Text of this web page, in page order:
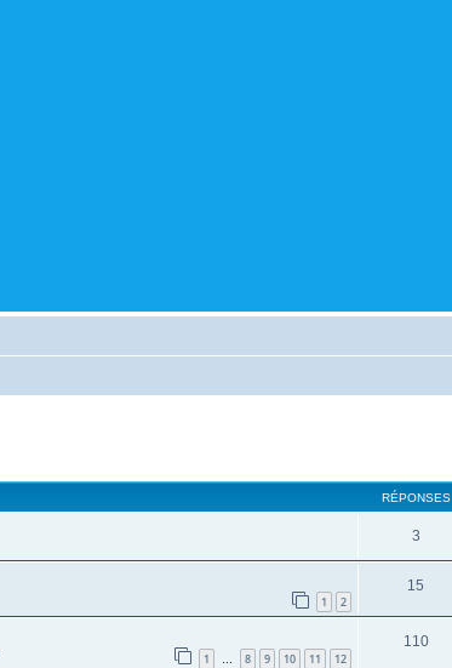
RÉPONSES
3
1 2
15
1 … 8 9 10 11 12
110